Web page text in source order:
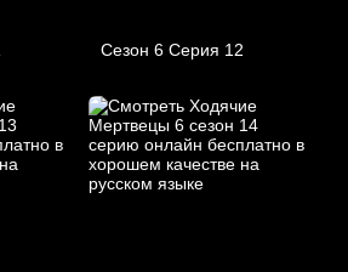
Сезон 6 Серия 12